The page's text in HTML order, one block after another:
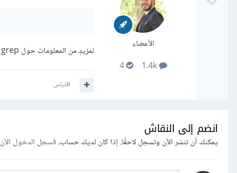
الأعضاء
1.4k
4
لمزيدٍ من المعلومات حول grep (وغيره من الأدوات السطرية) راجع كتاب «
اقتباس
انضم إلى النقاش
يمكنك أن تنشر الآن وتسجل لاحقًا. إذا كان لديك حساب،فسجل الدخول الآن